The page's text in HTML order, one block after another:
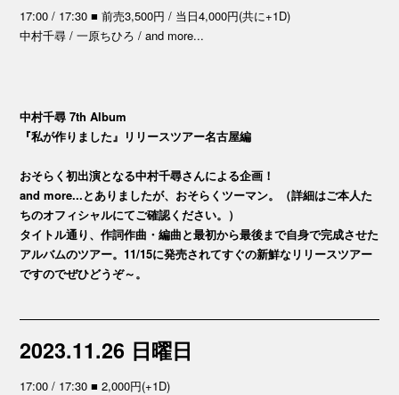
17:00 / 17:30 ■ 前売3,500円 / 当日4,000円(共に+1D)
中村千尋 / 一原ちひろ / and more...
中村千尋 7th Album
『私が作りました』リリースツアー名古屋編
おそらく初出演となる中村千尋さんによる企画！
and more...とありましたが、おそらくツーマン。（詳細はご本人た
ちのオフィシャルにてご確認ください。）
タイトル通り、作詞作曲・編曲と最初から最後まで自身で完成させた
アルバムのツアー。11/15に発売されてすぐの新鮮なリリースツアー
ですのでぜひどうぞ～。
2023.11.26 日曜日
17:00 / 17:30 ■ 2,000円(+1D)